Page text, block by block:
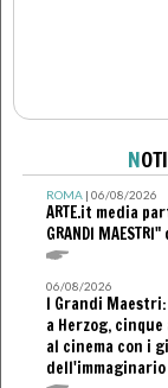
N
ROMA| 06/08/2026
ARTE.it media
GRANDI
06/08/2026
I Grandi
a Herzog,
al cinema con i
dell'immaginario